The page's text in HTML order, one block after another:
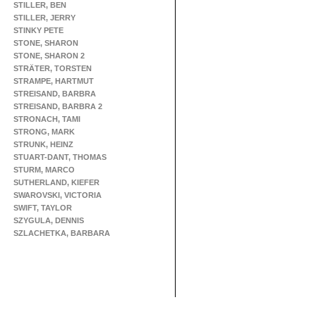
STILLER, BEN
STILLER, JERRY
STINKY PETE
STONE, SHARON
STONE, SHARON 2
STRÄTER, TORSTEN
STRAMPE, HARTMUT
STREISAND, BARBRA
STREISAND, BARBRA 2
STRONACH, TAMI
STRONG, MARK
STRUNK, HEINZ
STUART-DANT, THOMAS
STURM, MARCO
SUTHERLAND, KIEFER
SWAROVSKI, VICTORIA
SWIFT, TAYLOR
SZYGULA, DENNIS
SZLACHETKA, BARBARA